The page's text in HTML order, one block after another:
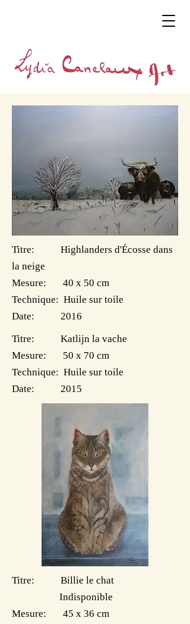
Titre: Highlanders d'Écosse dans
la neige
Mesure: 40 x 50 cm
Technique: Huile sur toile
Date: 2016
Titre: Katlijn la vache
Mesure: 50 x 70 cm
Technique: Huile sur toile
Date: 2015
Titre: Billie le chat
Indisponible
Mesure: 45 x 36 cm